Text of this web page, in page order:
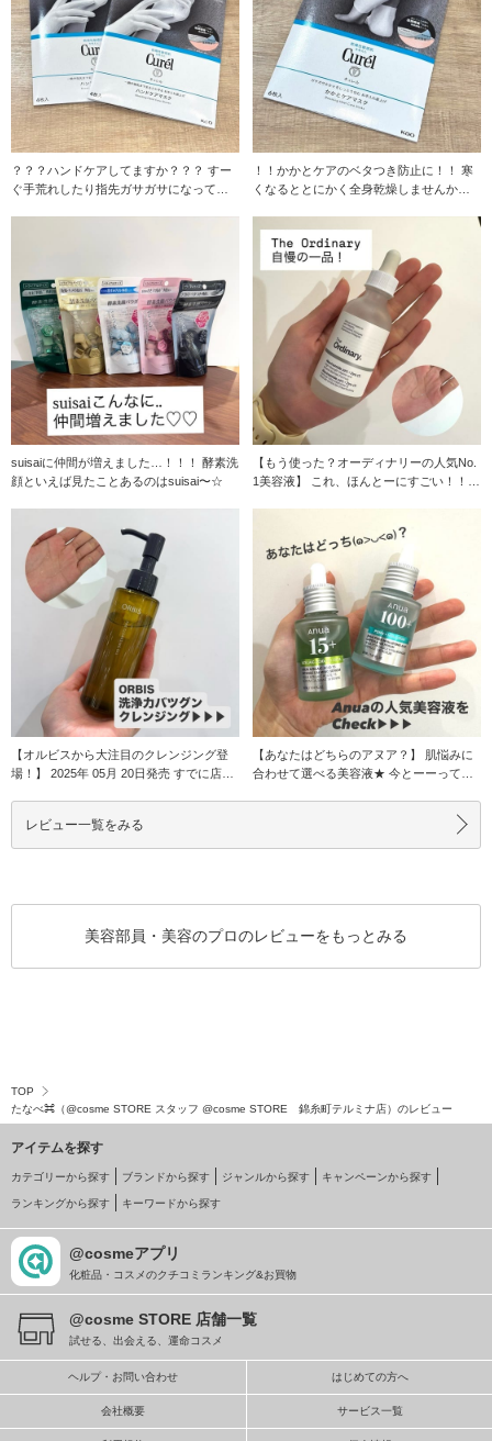
？？？ハンドケアしてますか？？？ すー
ぐ手荒れしたり指先ガサガサになってし
！！かかとケアのベタつき防止に！！ 寒
くなるととにかく全身乾燥しませんか？
suisaiに仲間が増えました…！！！ 酵素洗
顔といえば見たことあるのはsuisai〜☆
【もう使った？オーディナリーの人気No.
1美容液】 これ、ほんとーにすごい！！
【オルビスから大注目のクレンジング登
場！】 2025年 05月 20日発売 すでに店頭
【あなたはどちらのアヌア？】 肌悩みに
合わせて選べる美容液★ 今とーーっても
レビュー一覧をみる
美容部員・美容のプロのレビューをもっとみる
TOP
たなべ⌘（@cosme STORE スタッフ @cosme STORE 錦糸町テルミナ店）のレビュー
アイテムを探す
カテゴリーから探す ブランドから探す ジャンルから探す キャンペーンから探す
ランキングから探す キーワードから探す
@cosmeアプリ
化粧品・コスメのクチコミランキング&お買物
@cosme STORE 店舗一覧
試せる、出会える、運命コスメ
ヘルプ・お問い合わせ はじめての方へ
会社概要 サービス一覧